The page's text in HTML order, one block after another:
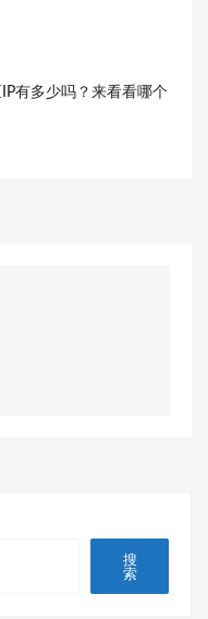
有多少吗？来看看哪个
搜
索